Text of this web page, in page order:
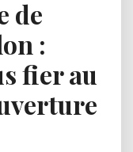
de
:
fier au